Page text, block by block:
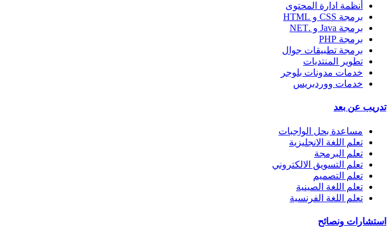
أنظمة ادارة المحتوى
برمجة CSS و HTML
برمجة Java و .NET
برمجة PHP
برمجة تطبيقات جوال
تطوير المنتديات
خدمات مدونات بلوجر
خدمات ووردبريس
تدريب عن بعد
مساعدة بحل الواجبات
تعلم اللغة الانجليزية
تعلم البرمجة
تعلم التسويق الالكتروني
تعلم التصميم
تعلم اللغة الصينية
تعلم اللغة الفرنسية
استشارات ونصائح